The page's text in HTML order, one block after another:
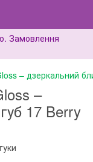
Замовлення
– дзеркальний
–
17 Berry